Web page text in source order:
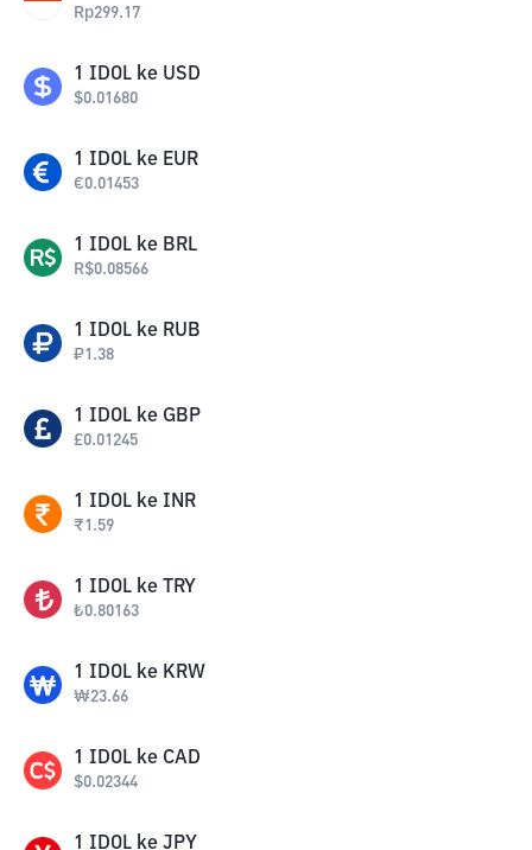
Rp299.17
1 IDOL ke USD
$0.01680
1 IDOL ke EUR
€0.01453
1 IDOL ke BRL
R$0.08566
1 IDOL ke RUB
₽1.38
1 IDOL ke GBP
£0.01245
1 IDOL ke INR
₹1.59
1 IDOL ke TRY
₺0.80163
1 IDOL ke KRW
₩23.66
1 IDOL ke CAD
$0.02344
1 IDOL ke JPY